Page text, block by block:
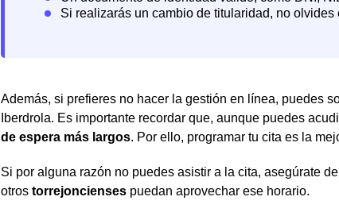
Además, si prefieres no hacer la gestión en línea, puedes
Iberdrola. Es importante recordar que, aunque puedes
de espera más largos. Por ello, programar tu cita es la
Si por alguna razón no puedes asistir a la cita, asegúrate de
otros torrejoncienses puedan aprovechar ese horario.